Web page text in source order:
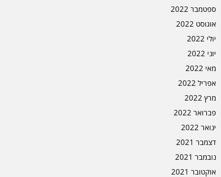
ספטמבר 2022
אוגוסט 2022
יולי 2022
יוני 2022
מאי 2022
אפריל 2022
מרץ 2022
פברואר 2022
ינואר 2022
דצמבר 2021
נובמבר 2021
אוקטובר 2021